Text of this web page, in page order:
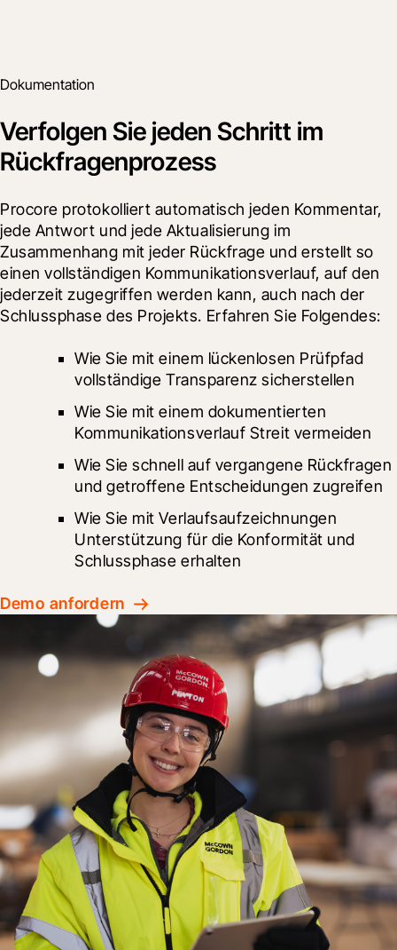
Dokumentation
Verfolgen Sie jeden Schritt im
Rückfragenprozess
Procore protokolliert automatisch jeden Kommentar,
jede Antwort und jede Aktualisierung im
Zusammenhang mit jeder Rückfrage und erstellt so
einen vollständigen Kommunikationsverlauf, auf den
jederzeit zugegriffen werden kann, auch nach der
Schlussphase des Projekts. Erfahren Sie Folgendes:
Wie Sie mit einem lückenlosen Prüfpfad
vollständige Transparenz sicherstellen
Wie Sie mit einem dokumentierten
Kommunikationsverlauf Streit vermeiden
Wie Sie schnell auf vergangene Rückfragen
und getroffene Entscheidungen zugreifen
Wie Sie mit Verlaufsaufzeichnungen
Unterstützung für die Konformität und
Schlussphase erhalten
Demo anfordern